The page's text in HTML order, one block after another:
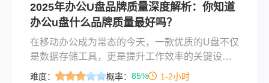
2025年办公U盘品牌质量深度解析：你知道
办公u盘什么品牌质量最好吗？
在移动办公成为常态的今天，一款优质的U盘不仅
是数据存储工具，更是提升工作效率的关键设
备。那么办公u盘什么品牌质量最好呢？本文结合
难度： 概率： 85% 1-2小时